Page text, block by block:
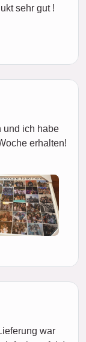
sehr gut !
und ich habe
erhalten!
war